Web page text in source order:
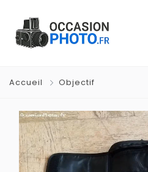
Accueil Objectif